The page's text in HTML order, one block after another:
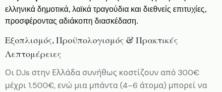
ελληνικά δημοτικά, λαϊκά τραγούδια και διεθνείς επιτυχίες,
προσφέροντας αδιάκοπη διασκέδαση.
Εξοπλισμός, Προϋπολογισμός & Πρακτικές
Λεπτομέρειες
Οι DJs στην Ελλάδα συνήθως κοστίζουν από 300€
μέχρι 1.500€, ενώ μια μπάντα (4–6 άτομα) μπορεί να